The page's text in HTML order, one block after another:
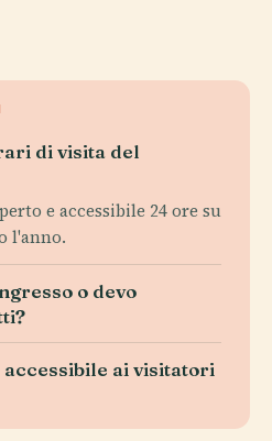
di visita del
e accessibile 24 ore su
l'anno.
o devo
ai visitatori